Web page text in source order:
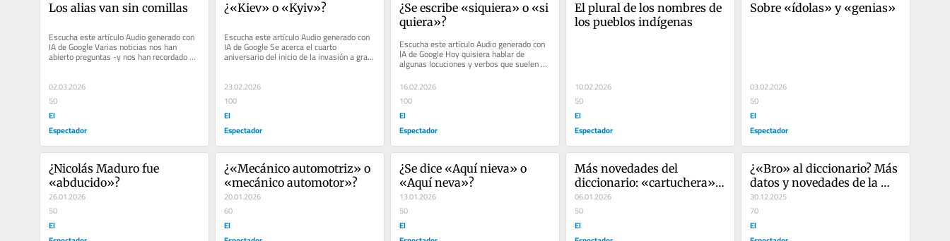
Los alias van sin comillas
Escucha este artículo Audio generado con
IA de Google Varias noticias nos han
abierto preguntas -y nos han recordado
varias respuestas- sobre...
02.03.2026
50
El
Espectador
¿«Kiev» o «Kyiv»?
Escucha este artículo Audio generado con
IA de Google Se acerca el cuarto
aniversario del inicio de la invasión a gran
23.02.2026
100
El
Espectador
¿Se escribe «siquiera» o «si
quiera»?
Escucha este artículo Audio generado con
IA de Google Hoy quisiera hablar de
algunas locuciones y verbos que suelen
causar confusión. Para empezar:...
16.02.2026
100
El
Espectador
El plural de los nombres de
los pueblos indígenas
10.02.2026
50
El
Espectador
Sobre «ídolas» y «genias»
03.02.2026
50
El
Espectador
¿Nicolás Maduro fue
«abducido»?
26.01.2026
50
El
¿«Mecánico automotriz» o
«mecánico automotor»?
20.01.2026
60
El
¿Se dice «Aquí nieva» o
«Aquí neva»?
13.01.2026
50
El
Más novedades del
diccionario: «cartuchera» y
«pluscuamperfecto»
06.01.2026
50
El
¿«Bro» al diccionario? Más
datos y novedades de la
RAE
30.12.2025
70
El